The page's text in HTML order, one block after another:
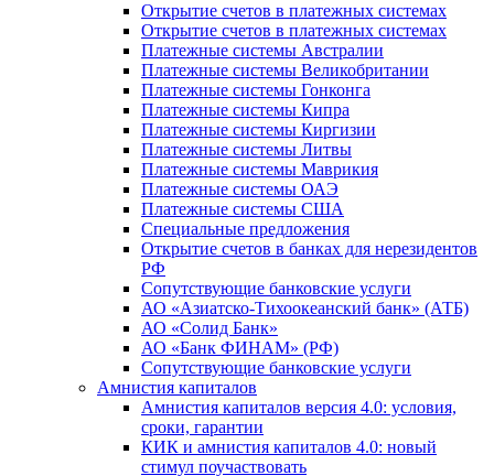
Открытие счетов в платежных системах
Открытие счетов в платежных системах
Платежные системы Австралии
Платежные системы Великобритании
Платежные системы Гонконга
Платежные системы Кипра
Платежные системы Киргизии
Платежные системы Литвы
Платежные системы Маврикия
Платежные системы ОАЭ
Платежные системы США
Специальные предложения
Открытие счетов в банках для нерезидентов
РФ
Сопутствующие банковские услуги
АО «Азиатско-Тихоокеанский банк» (АТБ)
АО «Солид Банк»
АО «Банк ФИНАМ» (РФ)
Сопутствующие банковские услуги
Амнистия капиталов
Амнистия капиталов версия 4.0: условия,
сроки, гарантии
КИК и амнистия капиталов 4.0: новый
стимул поучаствовать